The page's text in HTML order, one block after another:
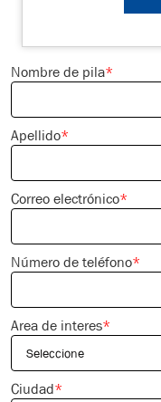
Nombre de pila*
Apellido*
Correo electrónico*
Número de teléfono*
Area de interes*
Ciudad*